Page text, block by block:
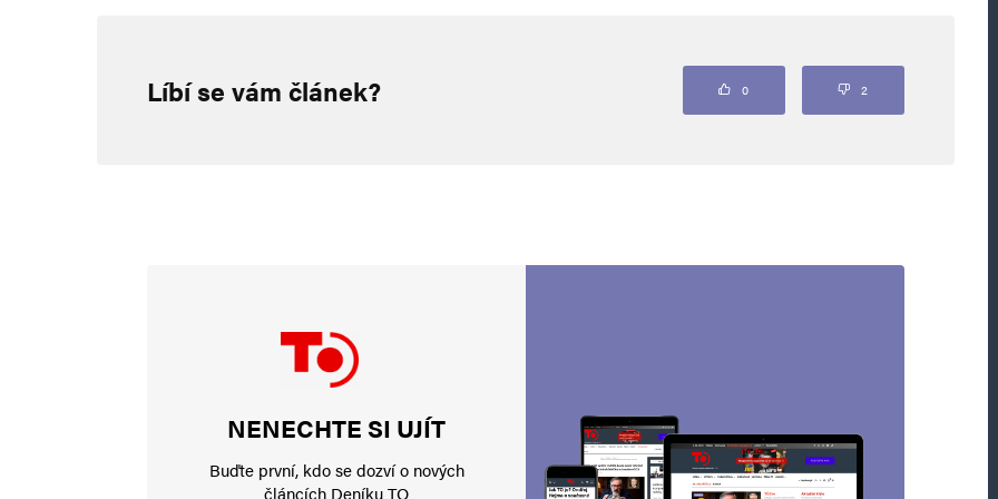
Tohle je samozřejmě špatný počet. Komandýr Zelebuben říkal, že rusáků padlo
Vaše e-mailová adresa nebude zveřejněna.Vyžadované informace jsou označeny
Líbí se vám článek? 0 2
NENECHTE SI UJÍT
Buďte první, kdo se dozví o nových
článcích Deníku TO